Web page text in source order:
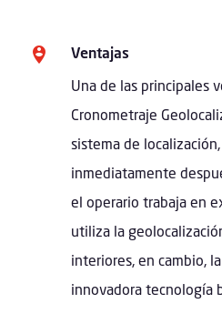
Ventajas
Una de las principales
Cronometraje
sistema de
inmediatamente
el operario trabaja en
utiliza la
interiores, en cambio,
innovadora tecnología